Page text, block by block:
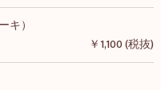
）
￥1,100 (税抜)